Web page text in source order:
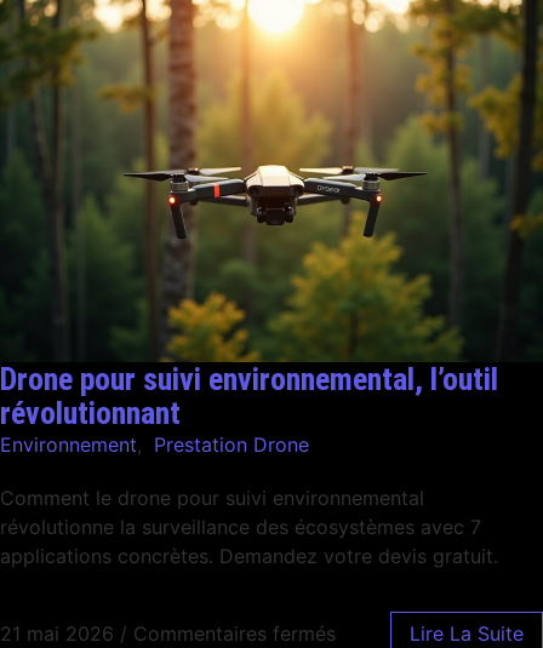
Drone pour suivi environnemental, l’outil
révolutionnant
Environnement, Prestation Drone
Comment le drone pour suivi environnemental
révolutionne la surveillance des écosystèmes avec 7
applications concrètes. Demandez votre devis gratuit.
21 mai 2026 / Commentaires fermés Lire La Suite